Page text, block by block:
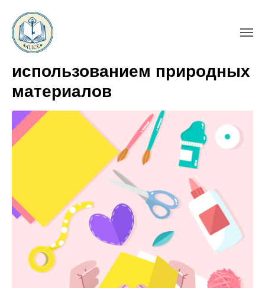
Творческие проекты с
использованием природных
материалов